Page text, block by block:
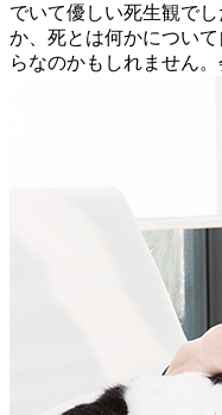
でいて優しい死生観で
か、死とは何かについ
らなのかもしれません